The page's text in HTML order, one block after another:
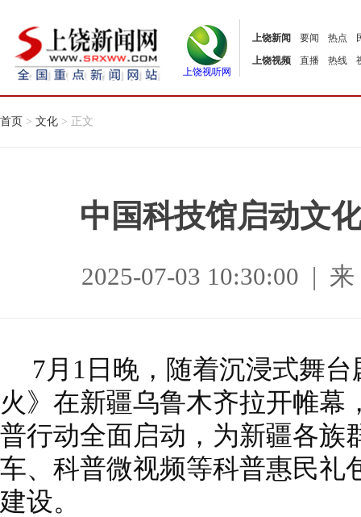
上饶视听网
上饶新闻 要闻 热点
上饶视频
直播 热线
首页 > 文化 > 正文
中国科技馆启动文
2025-07-03 10:30:00 |
7月1日晚，随着沉浸式舞
火》在新疆乌鲁木齐拉开帷幕
普行动全面启动，为新疆各族
车、科普微视频等科普惠民礼
建设。